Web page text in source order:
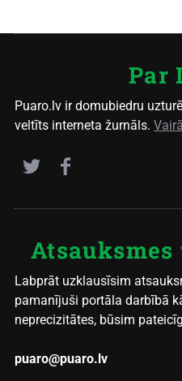
Par
Puaro.lv ir domubiedru
veltīts interneta žurnāls.
Labprāt uzklausīsim
pamanījuši portāla darbībā
neprecizitātes, būsim
puaro@puaro.lv